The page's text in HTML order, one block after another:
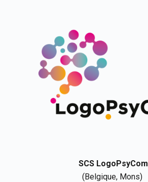
SCS LogoPsyCom
(Belgique, Mons)